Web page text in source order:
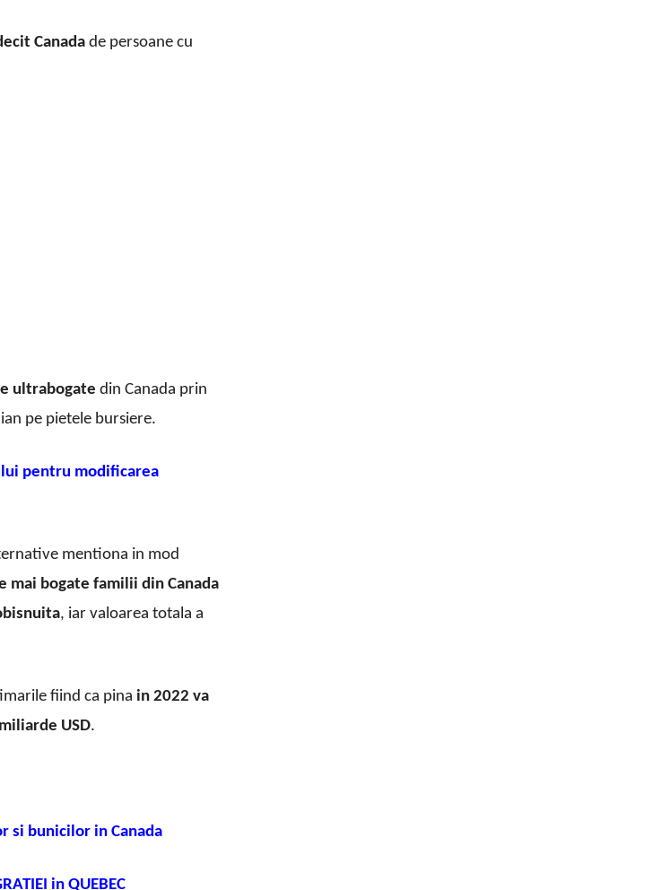
Canada de persoane cu
ultrabogate din Canada prin
pe pietele bursiere.
pentru modificarea
mentiona in mod
mai bogate familii din Canada
, iar valoarea totala a
fiind ca pina in 2022 va
USD.
si bunicilor in Canada
in QUEBEC